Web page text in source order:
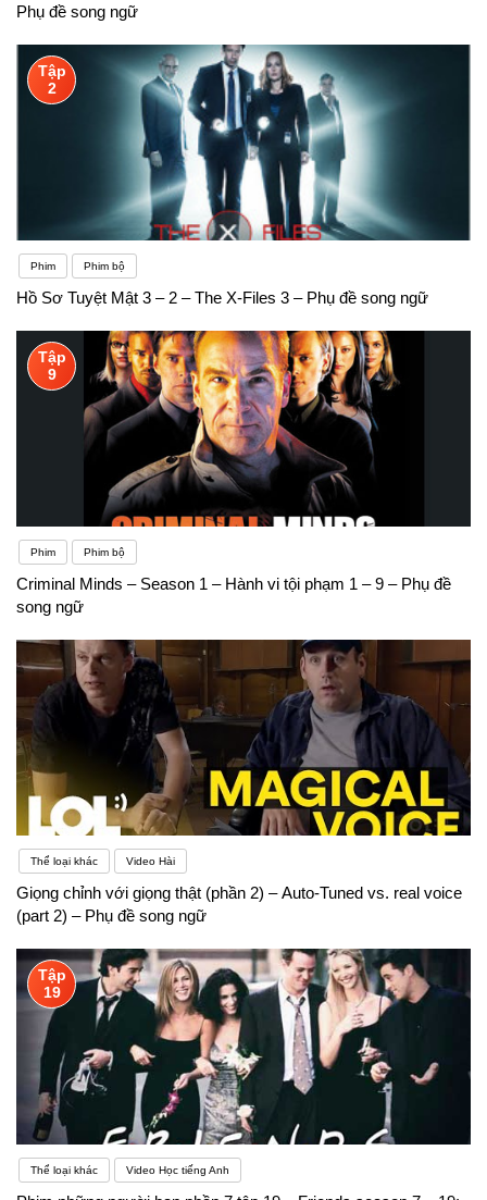
Phụ đề song ngữ
Tập
2
Phim Phim bộ
Hồ Sơ Tuyệt Mật 3 – 2 – The X-Files 3 – Phụ đề song ngữ
Tập
9
Phim Phim bộ
Criminal Minds – Season 1 – Hành vi tội phạm 1 – 9 – Phụ đề
song ngữ
Thể loại khác Video Hài
Giọng chỉnh với giọng thật (phần 2) – Auto-Tuned vs. real voice
(part 2) – Phụ đề song ngữ
Tập
19
Thể loại khác Video Học tiếng Anh